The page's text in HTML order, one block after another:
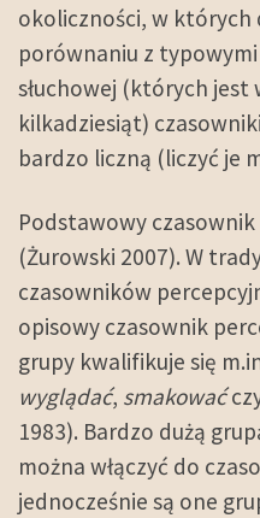
okoliczności, w których
porównaniu z
słuchowej (których jest
kilkadziesiąt)
bardzo liczną (liczyć je
Podstawowy
(Żurowski 2007). W
czasowników
opisowy czasownik
grupy kwalifikuje się
wyglądać, smakować
1983). Bardzo dużą
można włączyć do
jednocześnie są one